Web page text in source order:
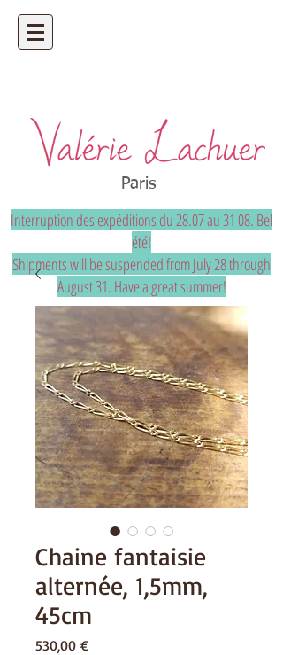
Artisan bijoutier - bijoux précieux et
uniques sur mesure
Paris
Interruption des expéditions du 28.07 au 31 08. Bel
été!
Shipments will be suspended from July 28 through
August 31. Have a great summer!
Chaine fantaisie
alternée, 1,5mm,
45cm
530,00 €Prix